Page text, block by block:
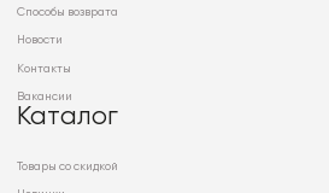
Способы возврата
Новости
Контакты
Вакансии
Каталог
Товары со скидкой